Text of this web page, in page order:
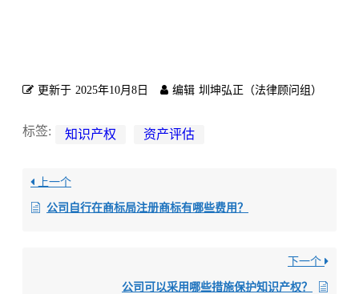
更新于 2025年10月8日 编辑 圳坤弘正（法律顾问组）
标签: 知识产权 资产评估
上一个
公司自行在商标局注册商标有哪些费用？
下一个
公司可以采用哪些措施保护知识产权？